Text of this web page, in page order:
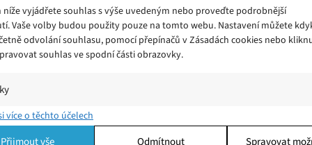
vyjádřete souhlas s výše uvedeným nebo proveďte podrobnější
Vaše volby budou použity pouze na tomto webu. Nastavení můžete
odvolání souhlasu, pomocí přepínačů v Zásadách cookies nebo
souhlas ve spodní části obrazovky.
a/nebo přístup k informacím v zařízení, Porozumění publiku
kombinací údajů z různých zdrojů.
více o těchto účelech
Přijmout vše Odmítnout Spravovat
velkou měrou se na této částce podíleli právě hráči a příznivci hry
na dobrou věc
a kampaň na opravu historické památky
videostreamy v nichž jsou vybrané nemalé částky na